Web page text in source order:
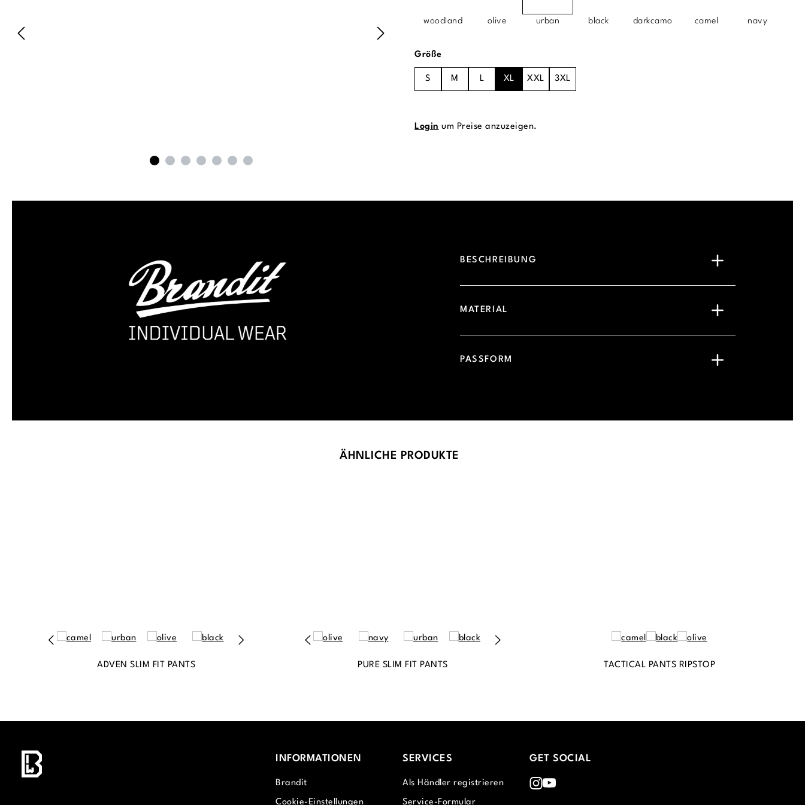
woodland olive urban black darkcamo camel navy
Größeauswählen
S M L XL XXL 3XL
Login um Preise anzuzeigen.
BESCHREIBUNG
MATERIAL
PASSFORM
ÄHNLICHE PRODUKTE
ADVEN SLIM FIT PANTS PURE SLIM FIT PANTS TACTICAL PANTS RIPSTOP
INFORMATIONEN
Brandit
Cookie-Einstellungen
SERVICES
Als Händler registrieren
Service-Formular
GET SOCIAL
Instagram
Youtube